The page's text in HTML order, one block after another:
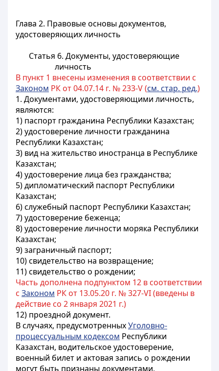
Глава 2. Правовые основы документов,
удостоверяющих личность
Статья 6. Документы, удостоверяющие
личность
В пункт 1 внесены изменения в соответствии с
Законом РК от 04.07.14 г. № 233-V (см. стар. ред.)
1. Документами, удостоверяющими личность,
являются:
1) паспорт гражданина Республики Казахстан;
2) удостоверение личности гражданина
Республики Казахстан;
3) вид на жительство иностранца в Республике
Казахстан;
4) удостоверение лица без гражданства;
5) дипломатический паспорт Республики
Казахстан;
6) служебный паспорт Республики Казахстан;
7) удостоверение беженца;
8) удостоверение личности моряка Республики
Казахстан;
9) заграничный паспорт;
10) свидетельство на возвращение;
11) свидетельство о рождении;
Часть дополнена подпунктом 12 в соответствии
с Законом РК от 13.05.20 г. № 327-VI (введены в
действие со 2 января 2021 г.)
12) проездной документ.
В случаях, предусмотренныхУголовно-
процессуальным кодексом Республики
Казахстан, водительское удостоверение,
военный билет и актовая запись о рождении
могут быть признаны документами,